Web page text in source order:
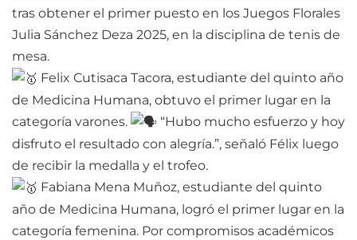
tras obtener el primer puesto en los Juegos Florales
Julia Sánchez Deza 2025, en la disciplina de tenis de
mesa.
Felix Cutisaca Tacora, estudiante del quinto año
de Medicina Humana, obtuvo el primer lugar en la
categoría varones.
“Hubo mucho esfuerzo y hoy
disfruto el resultado con alegría.”, señaló Félix luego
de recibir la medalla y el trofeo.
Fabiana Mena Muñoz, estudiante del quinto
año de Medicina Humana, logró el primer lugar en la
categoría femenina. Por compromisos académicos